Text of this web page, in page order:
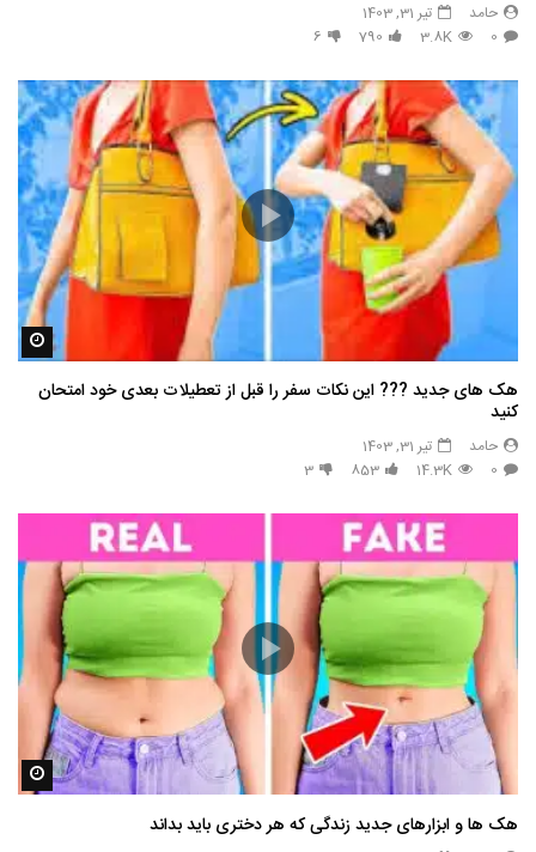
حامد
تیر 31, 1403
0
3.8K
790
6
هک های جدید ??️? این نکات سفر را قبل از تعطیلات بعدی خود امتحان
کنید
حامد
تیر 31, 1403
0
14.3K
853
3
هک ها و ابزارهای جدید زندگی که هر دختری باید بداند